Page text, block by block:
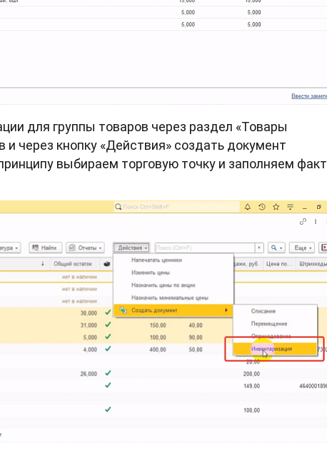
для группы товаров через раздел «Товары
и через кнопку «Действия» создать документ
выбираем торговую точку и заполняем факт